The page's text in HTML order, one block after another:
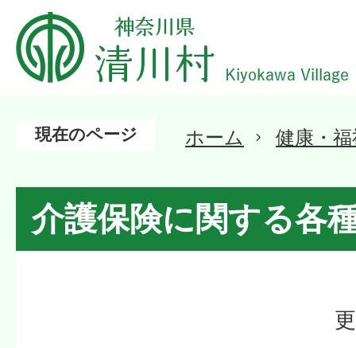
現在のページ ホーム 健康・福
介護保険に関する各